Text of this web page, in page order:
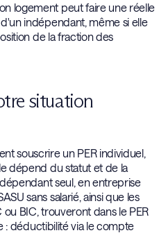
logement peut faire une réelle
indépendant, même si elle
de la fraction des
situation
souscrire un PER individuel,
dépend du statut et de la
seul, en entreprise
sans salarié, ainsi que les
BIC, trouveront dans le PER
: déductibilité via le compte